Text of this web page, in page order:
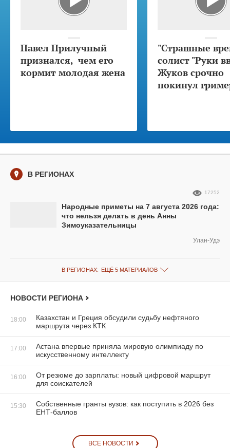
Павел Прилучный
признался, чем его
кормит молодая жена
"Страшные
солист "Руки
Жуков срочно
покинул
В РЕГИОНАХ
Народные приметы на 7 августа 2026 года:
что нельзя делать в день Анны
Зимоуказательницы
17252
Улан-Удэ
В РЕГИОНАХ: ЕЩЁ 5 МАТЕРИАЛОВ
НОВОСТИ РЕГИОНА
18:00
Казахстан и Греция обсудили судьбу нефтяного
маршрута через КТК
17:00
Астана впервые приняла мировую олимпиаду по
искусственному интеллекту
16:00
От резюме до зарплаты: новый цифровой маршрут
для соискателей
15:30
Собственные гранты вузов: как поступить в 2026 без
ЕНТ-баллов
ВСЕ НОВОСТИ